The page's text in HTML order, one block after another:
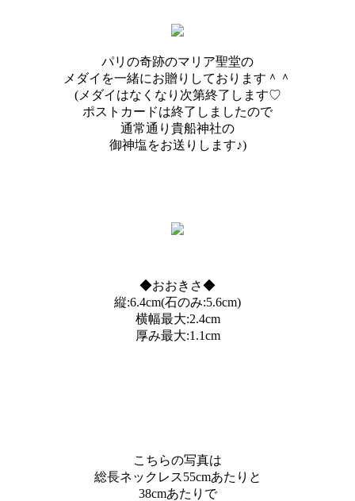
パリの奇跡のマリア聖堂の
メダイを一緒にお贈りしております＾＾
(メダイはなくなり次第終了します♡
ポストカードは終了しましたので
通常通り貴船神社の
御神塩をお送りします♪)
◆おおきさ◆
縦:6.4cm(石のみ:5.6cm)
横幅最大:2.4cm
厚み最大:1.1cm
こちらの写真は
総長ネックレス55cmあたりと
38cmあたりで